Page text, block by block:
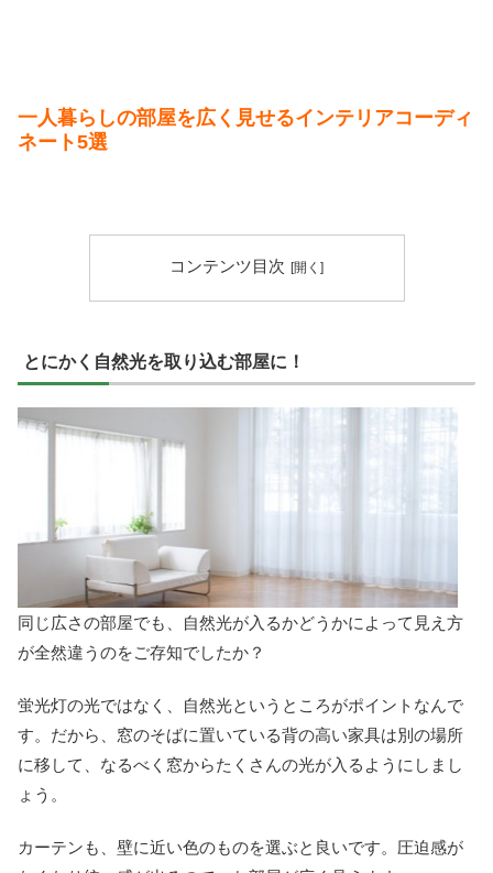
一人暮らしの部屋を広く見せるインテリアコーディ
ネート5選
コンテンツ目次
とにかく自然光を取り込む部屋に！
同じ広さの部屋でも、自然光が入るかどうかによって見え方
が全然違うのをご存知でしたか？
蛍光灯の光ではなく、自然光というところがポイントなんで
す。だから、窓のそばに置いている背の高い家具は別の場所
に移して、なるべく窓からたくさんの光が入るようにしまし
ょう。
カーテンも、壁に近い色のものを選ぶと良いです。圧迫感が